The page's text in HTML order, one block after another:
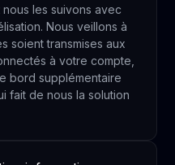
les suivons avec
Nous veillons à
soient transmises aux
à votre compte,
bord supplémentaire
fait de nous la solution